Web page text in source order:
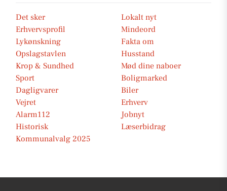
Det sker
Lokalt nyt
Erhvervsprofil
Mindeord
Lykønskning
Fakta om
Opslagstavlen
Husstand
Krop & Sundhed
Mød dine naboer
Sport
Boligmarked
Dagligvarer
Biler
Vejret
Erhverv
Alarm112
Jobnyt
Historisk
Læserbidrag
Kommunalvalg 2025